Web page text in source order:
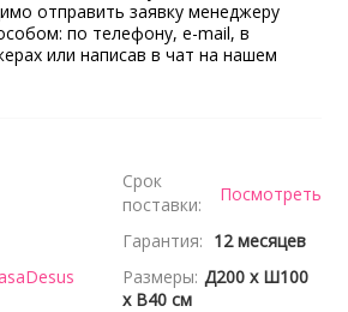
отправить заявку менеджеру
по телефону, e-mail, в
или написав в чат на нашем
Срок
поставки:
Посмотреть
Гарантия: 12 месяцев
Размеры: Д200 x Ш100
x В40 см